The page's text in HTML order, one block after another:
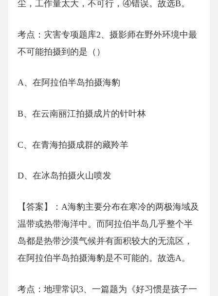
尘，工作量太大，不可行，④错误。故选B。
考点：灾害专项题库2、摄影师在野外环境中最
不可能拍摄到的是（）
A、在阿拉伯半岛拍摄海豹
B、在云南丽江拍摄成片的针叶林
C、在青海拍摄成群的藏羚羊
D、在冰岛拍摄火山喷发
【答案】：A海豹主要分布在寒冷的两极海域及
温带或热带海洋中。而阿拉伯半岛几乎整个半
岛都是热带沙漠气候并有面积较大的无流区，
在阿拉伯半岛拍摄海豹是不可能的。故选A。
考点：地理常识3、一篇题为《好习惯是孩子一